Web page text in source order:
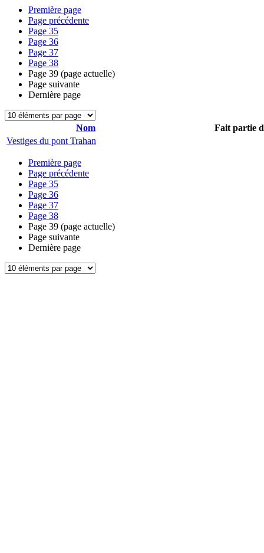
Première page
Page précédente
Page 35
Page 36
Page 37
Page 38
Page 39 (page actuelle)
Page suivante
Dernière page
Nom
Fait partie
Vestiges du pont Trahan
Première page
Page précédente
Page 35
Page 36
Page 37
Page 38
Page 39 (page actuelle)
Page suivante
Dernière page